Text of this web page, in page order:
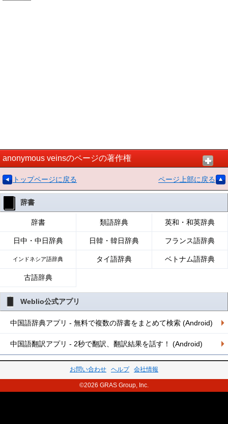
anonymous veinsのページの著作権
トップページに戻る ページ上部に戻る
辞書
辞書 類語辞典 英和・和英辞典
日中・中日辞典 日韓・韓日辞典 フランス語辞典
インドネシア語辞典 タイ語辞典 ベトナム語辞典
古語辞典
Weblio公式アプリ
中国語辞典アプリ - 無料で複数の辞書をまとめて検索 (Android)
中国語翻訳アプリ - 2秒で翻訳、翻訳結果を話す！ (Android)
お問い合わせ ヘルプ 会社情報
©2026 GRAS Group, Inc.